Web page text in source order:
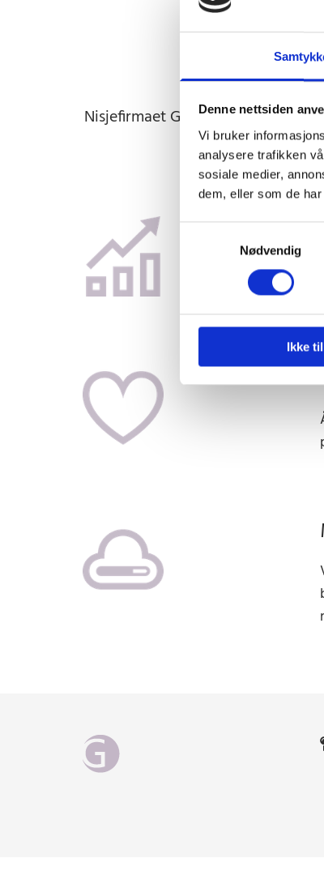
Denne nettsiden
Vi bruker
analysere trafikken
sosiale medier,
dem, eller som de
Nødvendig
Ikke
Nisjefirmaet Gille Advokater DA
IT,